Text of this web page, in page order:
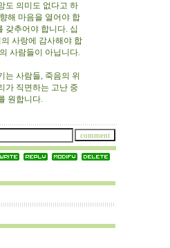
도 의미도 없다고 하
해 마음을 열어야 합
갖추어야 합니다. 십
사랑에 감사해야 합
사람들이 아닙니다.
는 사람들, 죽음의 위
가 직면하는 고난 중
원합니다.